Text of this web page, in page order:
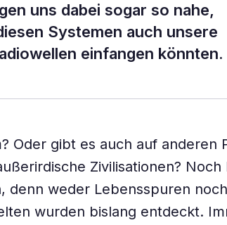
uns dabei sogar so nahe,
Systemen auch unsere
einfangen könnten.
Oder gibt es auch auf anderen
Zivilisationen? Noch
denn weder Lebensspuren
wurden bislang entdeckt.